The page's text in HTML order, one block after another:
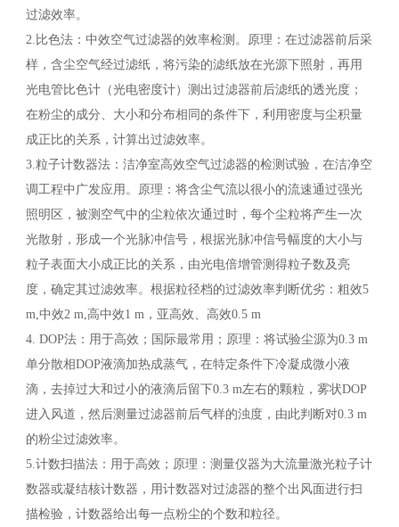
过滤效率。
2.比色法：中效空气过滤器的效率检测。原理：在过滤器前后采
样，含尘空气经过滤纸，将污染的滤纸放在光源下照射，再用
光电管比色计（光电密度计）测出过滤器前后滤纸的透光度；
在粉尘的成分、大小和分布相同的条件下，利用密度与尘积量
成正比的关系，计算出过滤效率。
3.粒子计数器法：洁净室高效空气过滤器的检测试验，在洁净空
调工程中广发应用。原理：将含尘气流以很小的流速通过强光
照明区，被测空气中的尘粒依次通过时，每个尘粒将产生一次
光散射，形成一个光脉冲信号，根据光脉冲信号幅度的大小与
粒子表面大小成正比的关系，由光电倍增管测得粒子数及亮
度，确定其过滤效率。根据粒径档的过滤效率判断优劣：粗效5
m,中效2 m,高中效1 m，亚高效、高效0.5 m
4. DOP法：用于高效；国际最常用；原理：将试验尘源为0.3 m
单分散相DOP液滴加热成蒸气，在特定条件下冷凝成微小液
滴，去掉过大和过小的液滴后留下0.3 m左右的颗粒，雾状DOP
进入风道，然后测量过滤器前后气样的浊度，由此判断对0.3 m
的粉尘过滤效率。
5.计数扫描法：用于高效；原理：测量仪器为大流量激光粒子计
数器或凝结核计数器，用计数器对过滤器的整个出风面进行扫
描检验，计数器给出每一点粉尘的个数和粒径。